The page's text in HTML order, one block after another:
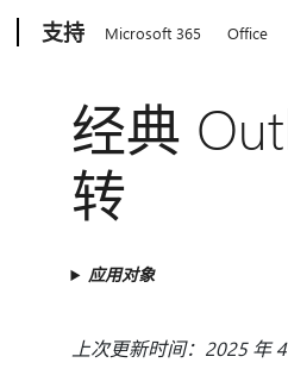
支持 Microsoft 365 Office
经典
转
应用对象
上次更新时间：2025 年